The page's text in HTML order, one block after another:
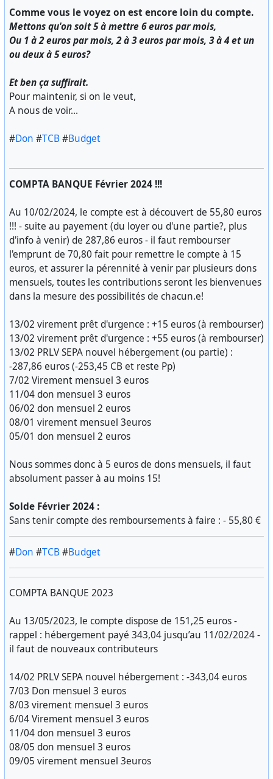
Comme vous le voyez on est encore loin du compte.
Mettons qu'on soit 5 à mettre 6 euros par mois,
Ou 1 à 2 euros par mois, 2 à 3 euros par mois, 3 à 4 et un
ou deux à 5 euros?
Et ben ça suffirait.
Pour maintenir, si on le veut,
A nous de voir...
#Don #TCB#Budget
COMPTA BANQUE Février 2024 !!!
Au 10/02/2024, le compte est à découvert de 55,80 euros
!!! - suite au payement (du loyer ou d'une partie?, plus
d'info à venir) de 287,86 euros - il faut rembourser
l'emprunt de 70,80 fait pour remettre le compte à 15
euros, et assurer la pérennité à venir par plusieurs dons
mensuels, toutes les contributions seront les bienvenues
dans la mesure des possibilités de chacun.e!
13/02 virement prêt d'urgence : +15 euros (à rembourser)
13/02 virement prêt d'urgence : +55 euros (à rembourser)
13/02 PRLV SEPA nouvel hébergement (ou partie) :
-287,86 euros (-253,45 CB et reste Pp)
7/02 Virement mensuel 3 euros
11/04 don mensuel 3 euros
06/02 don mensuel 2 euros
08/01 virement mensuel 3euros
05/01 don mensuel 2 euros
Nous sommes donc à 5 euros de dons mensuels, il faut
absolument passer à au moins 15!
Solde Février 2024 :
Sans tenir compte des remboursements à faire : - 55,80 €
#Don #TCB#Budget
COMPTA BANQUE 2023
Au 13/05/2023, le compte dispose de 151,25 euros -
rappel : hébergement payé 343,04 jusqu’au 11/02/2024 -
il faut de nouveaux contributeurs
14/02 PRLV SEPA nouvel hébergement : -343,04 euros
7/03 Don mensuel 3 euros
8/03 virement mensuel 3 euros
6/04 Virement mensuel 3 euros
11/04 don mensuel 3 euros
08/05 don mensuel 3 euros
09/05 virement mensuel 3euros